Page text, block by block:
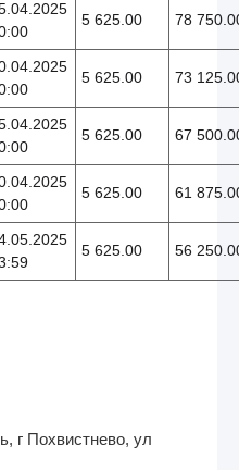
5 625.00 78
5 625.00 73
5 625.00 67
5 625.00 61
5 625.00 56
г Похвистнево, ул